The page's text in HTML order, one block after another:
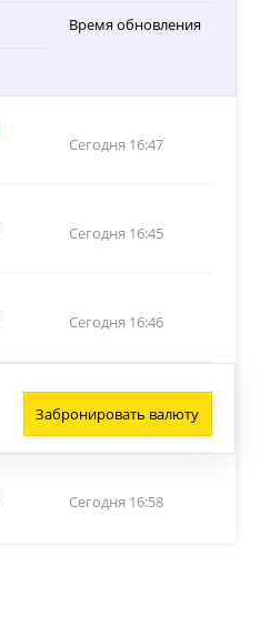
Время обновления
Сегодня 16:47
Сегодня 16:45
Сегодня 16:46
Забронировать валюту
Сегодня 16:58